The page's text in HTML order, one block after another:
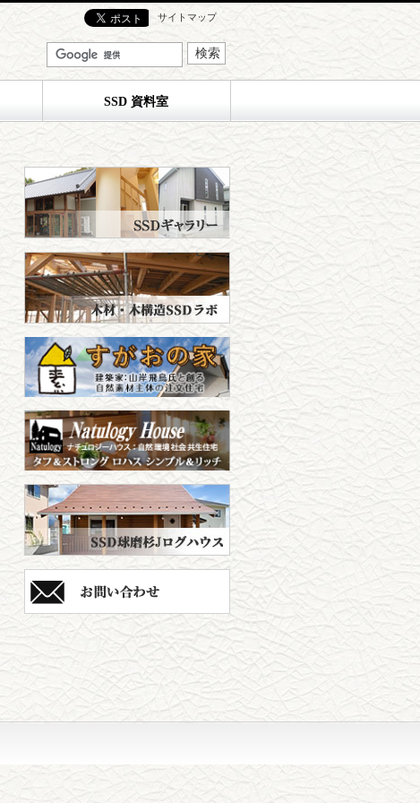
サイトマップ
SSD 資料室